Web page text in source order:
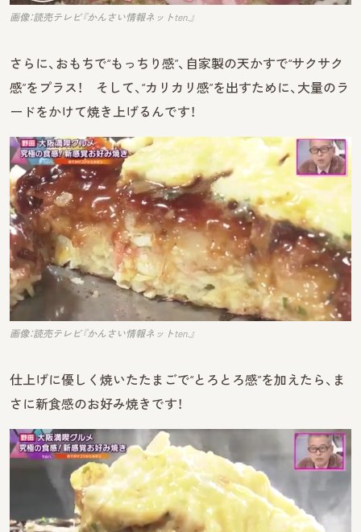
画像：読売テレビ『かんさい情報ネットten.』
さらに、おもちで“もっちり感”、自家製の天かすで“サクサク
感”をプラス！ そして、“カリカリ感”を出すために、大量のラ
ードをかけて焼き上げるんです！
画像：読売テレビ『かんさい情報ネットten.』
仕上げに優しく焼いたたまごで“とろとろ感”を加えたら、ま
さに新食感のお好み焼きです！